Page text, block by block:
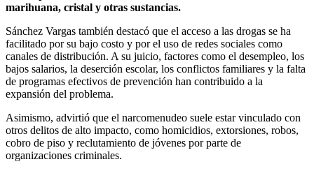
marihuana, cristal y otras sustancias.
Sánchez Vargas también destacó que el acceso a las drogas se ha
facilitado por su bajo costo y por el uso de redes sociales como
canales de distribución. A su juicio, factores como el desempleo, los
bajos salarios, la deserción escolar, los conflictos familiares y la falta
de programas efectivos de prevención han contribuido a la
expansión del problema.
Asimismo, advirtió que el narcomenudeo suele estar vinculado con
otros delitos de alto impacto, como homicidios, extorsiones, robos,
cobro de piso y reclutamiento de jóvenes por parte de
organizaciones criminales.